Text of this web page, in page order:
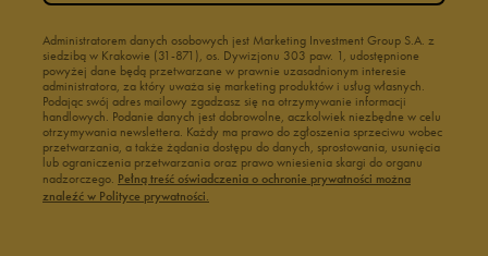
Administratorem danych osobowych jest Marketing Investment Group S.A. z
siedzibą w Krakowie (31-871), os. Dywizjonu 303 paw. 1, udostępnione
powyżej dane będą przetwarzane w prawnie uzasadnionym interesie
administratora, za który uważa się marketing produktów i usług własnych.
Podając swój adres mailowy zgadzasz się na otrzymywanie informacji
handlowych. Podanie danych jest dobrowolne, aczkolwiek niezbędne w celu
otrzymywania newslettera. Każdy ma prawo do zgłoszenia sprzeciwu wobec
przetwarzania, a także żądania dostępu do danych, sprostowania, usunięcia
lub ograniczenia przetwarzania oraz prawo wniesienia skargi do organu
nadzorczego. Pełną treść oświadczenia o ochronie prywatności można
znaleźć w Polityce prywatności.